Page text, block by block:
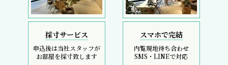
採寸サービス
申込後は当社スタッフが
お部屋を採寸致します
スマホで完結
内覧現地待ち合わせ
SMS・LINEで対応